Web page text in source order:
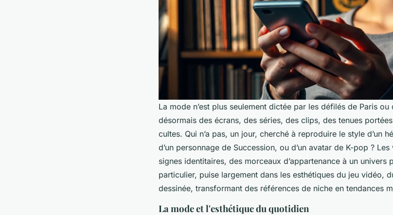
La mode n’est plus seulement dictée par les défilés de Paris
désormais des écrans, des séries, des clips, des tenues
cultes. Qui n’a pas, un jour, cherché à reproduire le style d’un
d’un personnage de Succession, ou d’un avatar de K-pop ?
signes identitaires, des morceaux d’appartenance à un univers
particulier, puise largement dans les esthétiques du jeu vidéo,
dessinée, transformant des références de niche en tendances
La mode et l'esthétique du quotidien